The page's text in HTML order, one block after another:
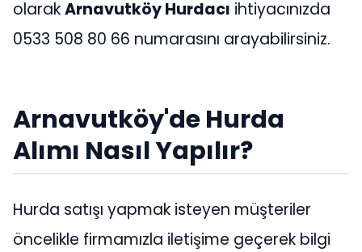
olarakArnavutköy Hurdacı ihtiyacınızda
0533 508 80 66 numarasını arayabilirsiniz.
Arnavutköy'de Hurda
Alımı Nasıl Yapılır?
Hurda satışı yapmak isteyen müşteriler
öncelikle firmamızla iletişime geçerek bilgi